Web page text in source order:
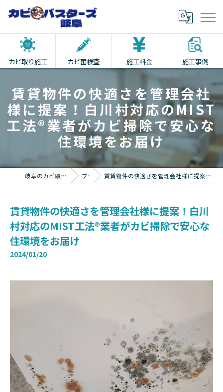
カビ取り施工 カビ菌検査 施工料金 施工事例
賃貸物件の快適さを管理会社
様に提案！白川村対応のMIST
工法®業者がカビ掃除で安心な
住環境をお届け
岐阜のカビ取りならカビバスターズ岐阜 ブログ 賃貸物件の快適さを管理会社様に提案！白川村対応のMIST工法®業者がカビ掃除で安心な住環境をお届け
賃貸物件の快適さを管理会社様に提案！白川
村対応のMIST工法®業者がカビ掃除で安心な
住環境をお届け
2024/01/20